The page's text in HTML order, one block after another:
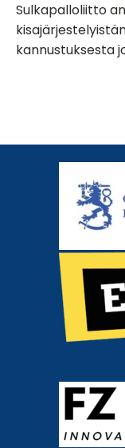
Sulkapalloliitto
kannustuksesta